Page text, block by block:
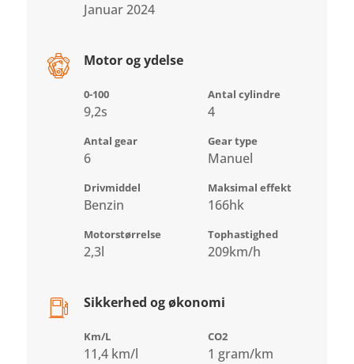
Januar 2024
Motor og ydelse
0-100
9,2s
Antal cylindre
4
Antal gear
6
Gear type
Manuel
Drivmiddel
Benzin
Maksimal effekt
166hk
Motorstørrelse
2,3l
Tophastighed
209km/h
Sikkerhed og økonomi
Km/L
11,4 km/l
CO2
1 gram/km